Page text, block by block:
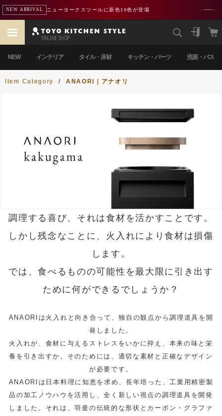
NEW ARRIVAL ニューヨークスツールに新色10色が登場
NEW インテリア タイル・床材 キッチン・パーツ 洗面・バス
Item Category / ANAORI｜アナオリ
調理する喜び、それは食材を活かすことです。
しかし残念なことに、火入れにより食材は損傷
します。
では、食べるものの可能性を最大限に引き出す
ために何ができるでしょうか？
ANAORIは火入れと向き合って、独自の観点から調理道具を開
発しました。
火入れが、食材に与えるストレスをいかに抑え、本来の味と栄
養を引き出すか。そのためには、適切な素材と正確なデザイン
が必要です。
ANAORIは日本料理に知恵を求め、長年培った、工業用精密製
品の加工ノウハウを活用し、全く新しい視点の調理道具を開発
しました。それは、羽釜の伝統的な形状とカーボン・グラファ